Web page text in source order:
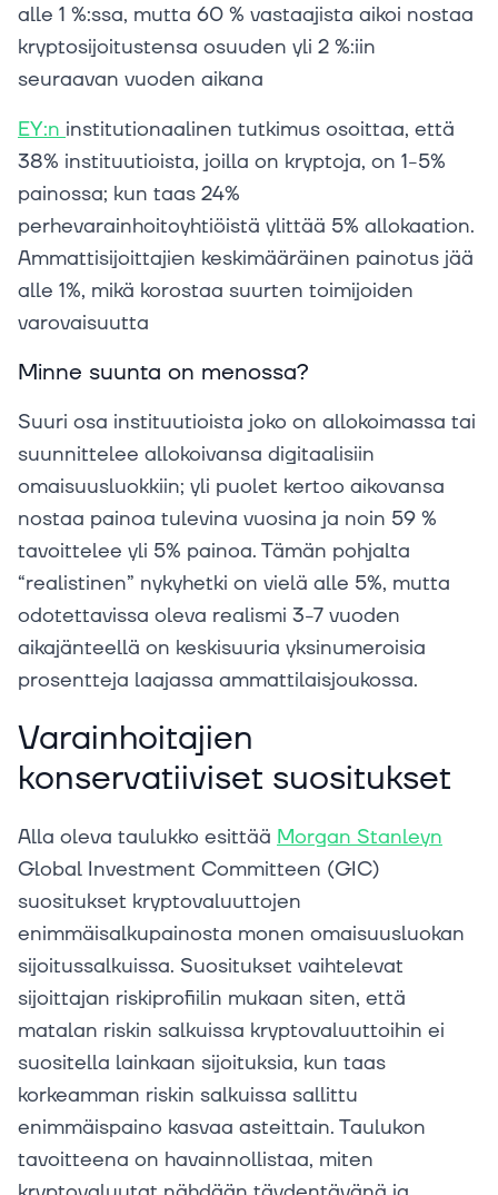
alle 1 %:ssa, mutta 60 % vastaajista aikoi nostaa
kryptosijoitustensa osuuden yli 2 %:iin
seuraavan vuoden aikana
EY:ninstitutionaalinen tutkimus osoittaa, että
38% instituutioista, joilla on kryptoja, on 1-5%
painossa; kun taas 24%
perhevarainhoitoyhtiöistä ylittää 5% allokaation.
Ammattisijoittajien keskimääräinen painotus jää
alle 1%, mikä korostaa suurten toimijoiden
varovaisuutta
Minne suunta on menossa?
Suuri osa instituutioista joko on allokoimassa tai
suunnittelee allokoivansa digitaalisiin
omaisuusluokkiin; yli puolet kertoo aikovansa
nostaa painoa tulevina vuosina ja noin 59 %
tavoittelee yli 5% painoa. Tämän pohjalta
“realistinen” nykyhetki on vielä alle 5%, mutta
odotettavissa oleva realismi 3-7 vuoden
aikajänteellä on keskisuuria yksinumeroisia
prosentteja laajassa ammattilaisjoukossa.
Varainhoitajien
konservatiiviset suositukset
Alla oleva taulukko esittää Morgan Stanleyn
Global Investment Committeen (GIC)
suositukset kryptovaluuttojen
enimmäisalkupainosta monen omaisuusluokan
sijoitussalkuissa. Suositukset vaihtelevat
sijoittajan riskiprofiilin mukaan siten, että
matalan riskin salkuissa kryptovaluuttoihin ei
suositella lainkaan sijoituksia, kun taas
korkeamman riskin salkuissa sallittu
enimmäispaino kasvaa asteittain. Taulukon
tavoitteena on havainnollistaa, miten